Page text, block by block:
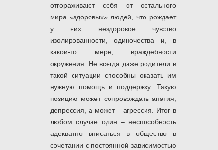
отгораживают себя от остального
мира «здоровых» людей, что рождает
у них нездоровое чувство
изолированности, одиночества и, в
какой-то мере, враждебности
окружения. Не всегда даже родители в
такой ситуации способны оказать им
нужную помощь и поддержку. Такую
позицию может сопровождать апатия,
депрессия, а может – агрессия. Итог в
любом случае один – неспособность
адекватно вписаться в общество в
сочетании с постоянной зависимостью